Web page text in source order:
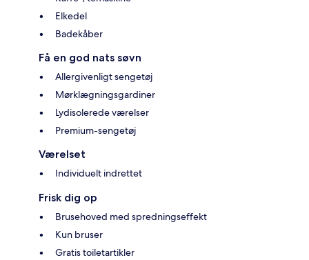
Elkedel
Badekåber
Få en god nats søvn
Allergivenligt sengetøj
Mørklægningsgardiner
Lydisolerede værelser
Premium-sengetøj
Værelset
Individuelt indrettet
Frisk dig op
Brusehoved med spredningseffekt
Kun bruser
Gratis toiletartikler